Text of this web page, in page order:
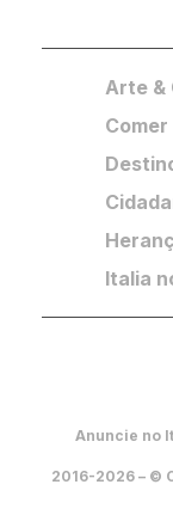
Arte &
Italia
Anuncie no
2016-2026 – ©